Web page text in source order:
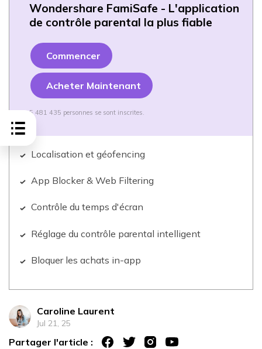
Wondershare FamiSafe - L'application
de contrôle parental la plus fiable
Commencer
Acheter Maintenant
5 481 435 personnes se sont inscrites.
Localisation et géofencing
App Blocker & Web Filtering
Contrôle du temps d'écran
Réglage du contrôle parental intelligent
Bloquer les achats in-app
Caroline Laurent
Jul 21, 25
Partager l'article :